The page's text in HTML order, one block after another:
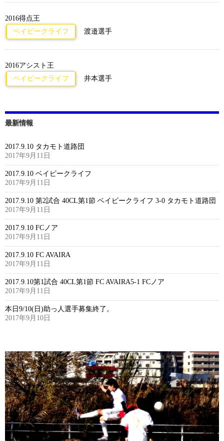
2016得点王
ベイビークライフ
渡邉選手
2016アシスト王
ベイビークライフ
井本選手
最新情報
2017.9.10 タカモト道路団
2017年9月11日
2017.9.10 ベイビークライフ
2017年9月11日
2017.9.10 第2試合 40CL第1節 ベイビークライフ 3-0 タカモト道路団
2017年9月11日
2017.9.10 FCノア
2017年9月11日
2017.9.10 FC AVAIRA
2017年9月11日
2017.9.10第1試合 40CL第1節 FC AVAIRA5-1 FCノア
2017年9月11日
本日9/10(日)助っ人選手募集終了。
2017年9月10日